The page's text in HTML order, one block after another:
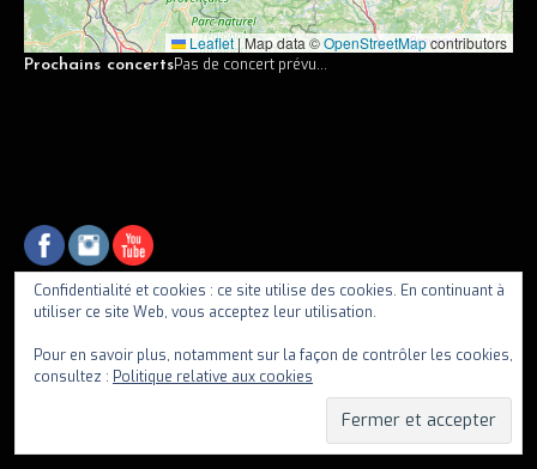
Discographie
Musiciens
Leaflet|Map data ©OpenStreetMapcontributors
Prochains concertsPas de concert prévu...
Confidentialité et cookies : ce site utilise des cookies. En continuant à
utiliser ce site Web, vous acceptez leur utilisation.
Pour en savoir plus, notamment sur la façon de contrôler les cookies,
consultez : Politique relative aux cookies